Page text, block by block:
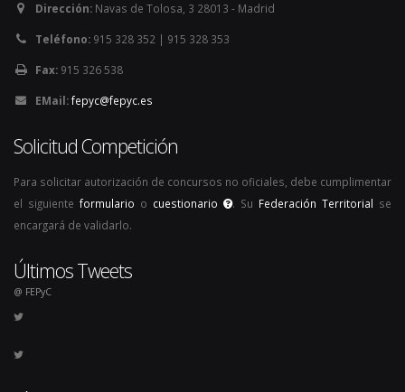
Dirección: Navas de Tolosa, 3 28013 - Madrid
Teléfono: 915 328 352 | 915 328 353
Fax: 915 326 538
EMail:fepyc@fepyc.es
Solicitud Competición
Para solicitar autorización de concursos no oficiales, debe cumplimentar
el siguiente formulario o cuestionario . Su Federación Territorial se
encargará de validarlo.
Últimos Tweets
@ FEPyC